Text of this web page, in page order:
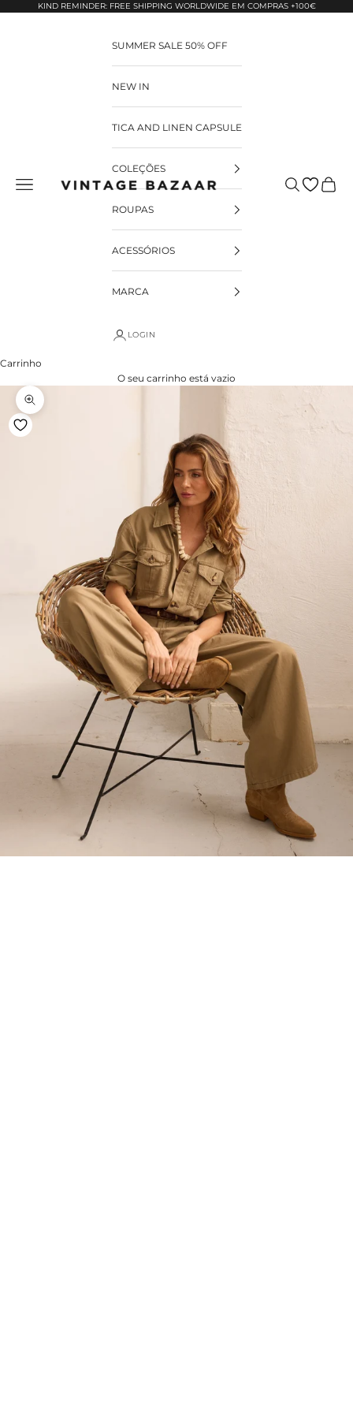
Pular para o conteúdo
KIND REMINDER: FREE SHIPPING WORLDWIDE EM COMPRAS +100€
Vintage Bazaar Pesquisar
SUMMER SALE 50% OFF
NEW IN
TICA AND LINEN CAPSULE
COLEÇÕES
ROUPAS
ACESSÓRIOS
MARCA
LOGIN
Carrinho
O seu carrinho está vazio
Zoom na imagem